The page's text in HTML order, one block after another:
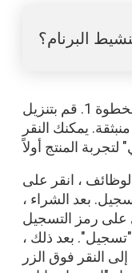
البرنام؟
الخطوة 1. قم بتنزيل FoneDog iOS Data Recovery
يمكنك النقر
، انقر على
بعد الشراء ،
على رمز التسجيل
بعد ذلك ،
النقر فوق الزر